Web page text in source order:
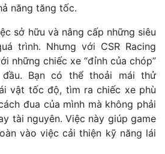
năng tăng tốc.
sở hữu và nâng cấp những siêu
trình. Nhưng với CSR Racing
những chiếc xe “đỉnh của chóp”
Bạn có thể thoải mái thử
vật tốc độ, tìm ra chiếc xe phù
đua của mình mà không phải
tài nguyên. Việc này giúp game
vào việc cải thiện kỹ năng lái